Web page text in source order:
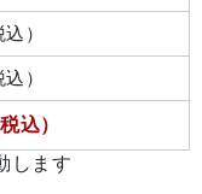
）
）
込）
します